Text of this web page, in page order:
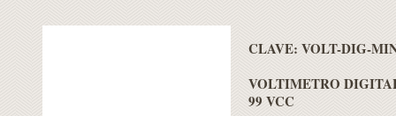
CLAVE: VOLT-DIG-
VOLTIMETRO
99 VCC